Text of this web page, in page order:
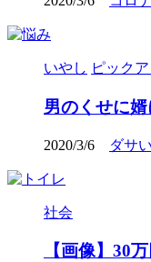
いやし ピック
男のくせに
2020/3/6 ダサい
社会
【画像】30